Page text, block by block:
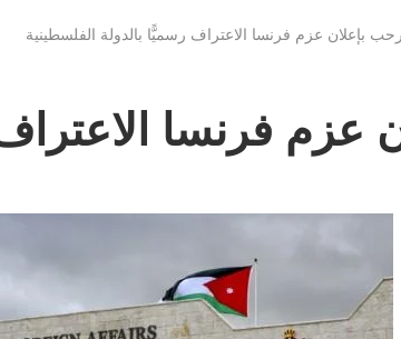
بإعلان عزم فرنسا الاعتراف رسميًّا بالدولة الفلسطينية
عزم فرنسا